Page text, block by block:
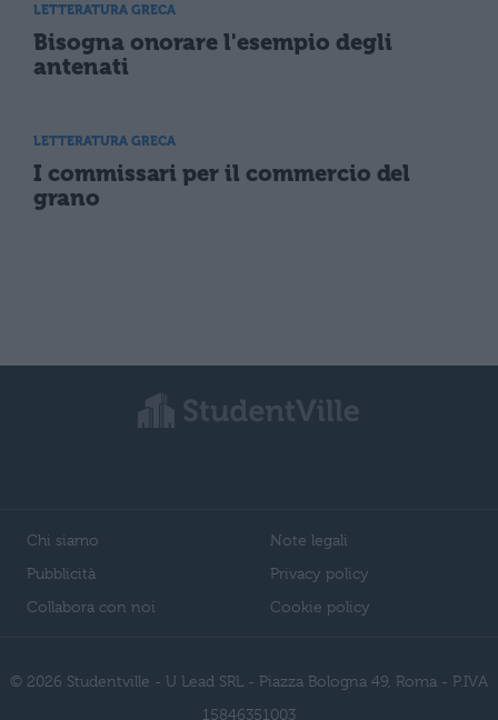
LETTERATURA GRECA
Bisogna onorare l'esempio degli
antenati
LETTERATURA GRECA
I commissari per il commercio del
grano
Chi siamo
Pubblicità
Collabora con noi
Note legali
Privacy policy
Cookie policy
© 2026 Studentville - U Lead SRL - Piazza Bologna 49, Roma - P.IVA
15846351003